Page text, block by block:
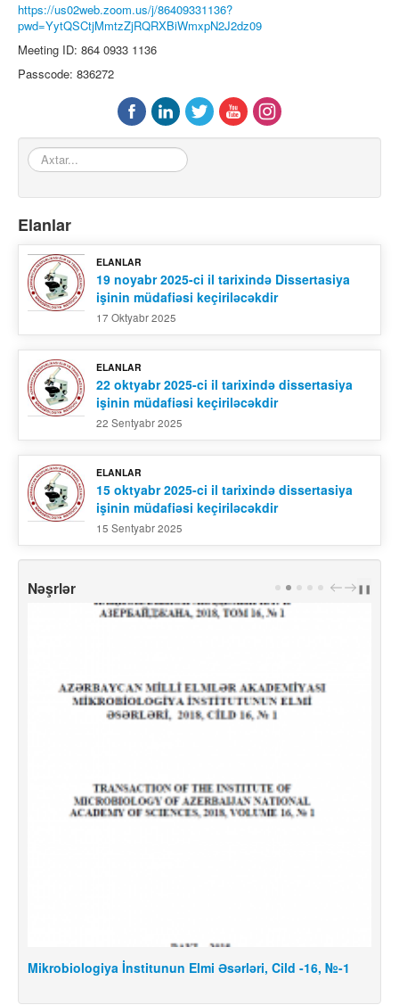
https://us02web.zoom.us/j/86409331136?
pwd=YytQSCtjMmtzZjRQRXBiWmxpN2J2dz09
Meeting ID: 864 0933 1136
Passcode: 836272
Axtar...
Elanlar
ELANLAR
19 noyabr 2025-ci il tarixində Dissertasiya
işinin müdafiəsi keçiriləcəkdir
17 Oktyabr 2025
ELANLAR
22 oktyabr 2025-ci il tarixində dissertasiya
işinin müdafiəsi keçiriləcəkdir
22 Sentyabr 2025
ELANLAR
15 oktyabr 2025-ci il tarixində dissertasiya
işinin müdafiəsi keçiriləcəkdir
15 Sentyabr 2025
Nəşrlər PREV
NEXT
❚❚
Mikrobiologiya İnstitunun Elmi Əsərləri, Cild -16, №-1